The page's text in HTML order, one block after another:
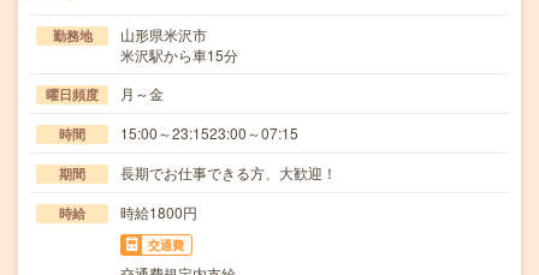
勤務地
山形県米沢市
米沢駅から車15分
曜日頻度 月～金
時間 15:00～23:1523:00～07:15
期間 長期でお仕事できる方、大歓迎！
時給 時給1800円
交通費